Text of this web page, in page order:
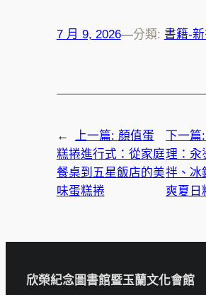
7 月 9, 2026—分類: 書籍-
← 上一篇: 顏值蛋
糕捲進行式：從家庭
餐桌到五星飯店的美
味蛋糕捲
下一篇:
理：汆
拌、冰
爽夏日
欣榮紀念圖書館暨玉蘭文化會館